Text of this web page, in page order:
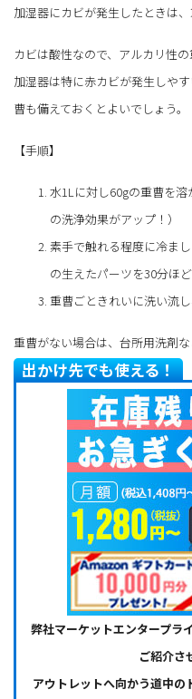
加湿器にカビが発生したときは
カビは酸性なので、アルカリ性の
加湿器は特に赤カビが発生しや
曹も備えておくとよいでしょう。
【手順】
水1Lに対し60gの重曹を
の洗浄効果がアップ！）
素手で触れる程度に冷ま
の生えたパーツを30分ほ
重曹ごときれいに洗い流
重曹がない場合は、台所用洗剤
出かけ先でも使える！
弊社マーケットエンタープラ
ご紹介さ
アウトレットへ向かう道中